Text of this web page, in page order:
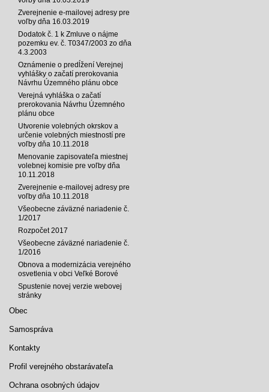
Zverejnenie e-mailovej adresy pre
voľby dňa 16.03.2019
Dodatok č. 1 k Zmluve o nájme
pozemku ev. č. T0347/2003 zo dňa
4.3.2003
Oznámenie o predĺžení Verejnej
vyhlášky o začatí prerokovania
Návrhu Územného plánu obce
Verejná vyhláška o začatí
prerokovania Návrhu Územného
plánu obce
Utvorenie volebných okrskov a
určenie volebných miestností pre
voľby dňa 10.11.2018
Menovanie zapisovateľa miestnej
volebnej komisie pre voľby dňa
10.11.2018
Zverejnenie e-mailovej adresy pre
voľby dňa 10.11.2018
Všeobecne záväzné nariadenie č.
1/2017
Rozpočet 2017
Všeobecne záväzné nariadenie č.
1/2016
Obnova a modernizácia verejného
osvetlenia v obci Veľké Borové
Spustenie novej verzie webovej
stránky
Obec
Samospráva
Kontakty
Profil verejného obstarávateľa
Ochrana osobných údajov